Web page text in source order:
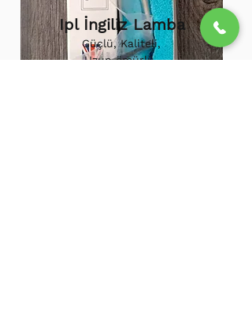
Ipl İngiliz Lamba
Güçlü, Kaliteli,
Uzun ömürlü,